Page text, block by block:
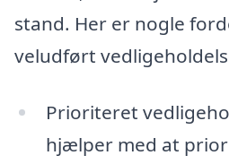
stand. Her er nogle
veludført
Prioriteret
hjælper med at